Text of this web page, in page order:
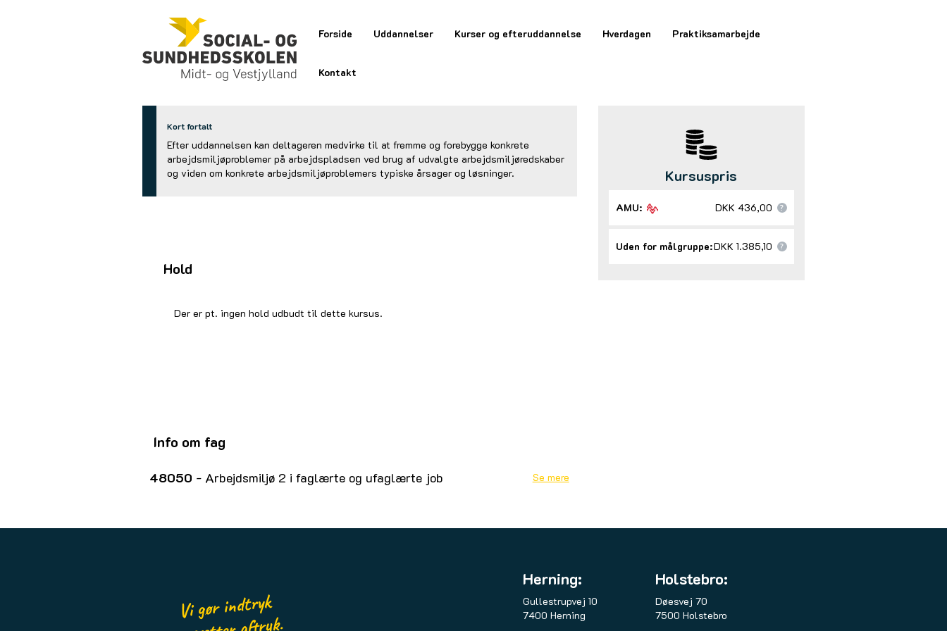
Forside Uddannelser Kurser og efteruddannelse Hverdagen Praktiksamarbejde
Kontakt
Kort fortalt
Efter uddannelsen kan deltageren medvirke til at fremme og forebygge konkrete
arbejdsmiljøproblemer på arbejdspladsen ved brug af udvalgte arbejdsmiljøredskaber
og viden om konkrete arbejdsmiljøproblemers typiske årsager og løsninger.
Hold
Der er pt. ingen hold udbudt til dette kursus.
Info om fag
48050 - Arbejdsmiljø 2 i faglærte og ufaglærte job Se mere
Kursuspris
AMU: DKK 436,00
Uden for målgruppe:DKK 1.385,10
Vi gør indtryk
Herning:
Gullestrupvej 10
7400 Herning
Holstebro:
Døesvej 70
7500 Holstebro